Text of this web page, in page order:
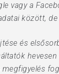
vagy a
között,
és